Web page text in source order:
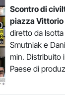
Scontro di
piazza Vittorio
diretto da
Smutniak e
min. Distribuito
Paese di